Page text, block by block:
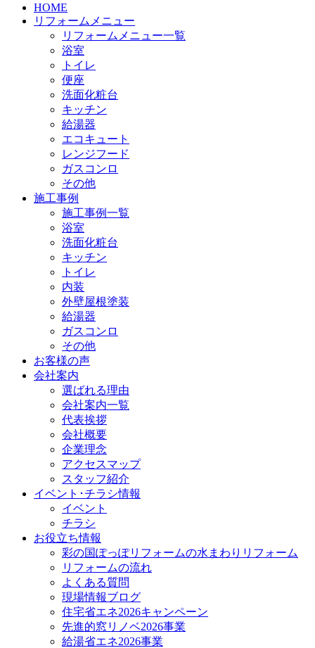
HOME
リフォームメニュー
リフォームメニュー一覧
浴室
トイレ
便座
洗面化粧台
キッチン
給湯器
エコキュート
レンジフード
ガスコンロ
その他
施工事例
施工事例一覧
浴室
洗面化粧台
キッチン
トイレ
内装
外壁屋根塗装
給湯器
ガスコンロ
その他
お客様の声
会社案内
選ばれる理由
会社案内一覧
代表挨拶
会社概要
企業理念
アクセスマップ
スタッフ紹介
イベント･チラシ情報
イベント
チラシ
お役立ち情報
彩の国ぽっぽリフォームの水まわりリフォーム
リフォームの流れ
よくある質問
現場情報ブログ
住宅省エネ2026キャンペーン
先進的窓リノベ2026事業
給湯省エネ2026事業